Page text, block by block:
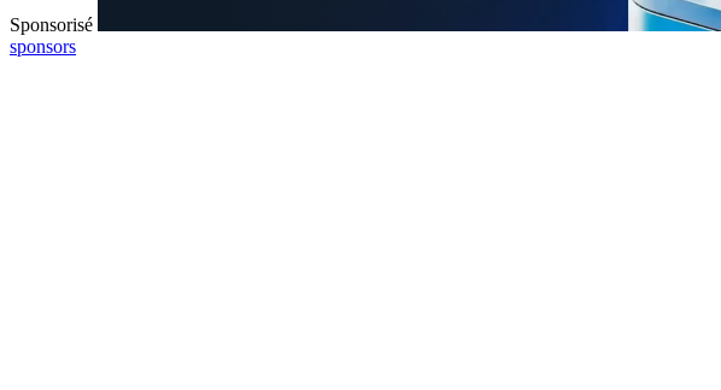
Sponsorisé
sponsors